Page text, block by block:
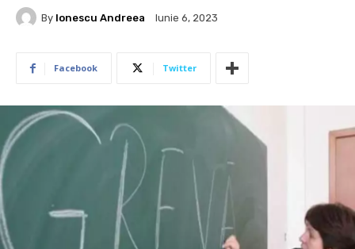
By Ionescu Andreea Iunie 6, 2023
Facebook Twitter